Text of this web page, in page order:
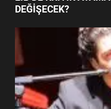
DEĞİŞECEK?